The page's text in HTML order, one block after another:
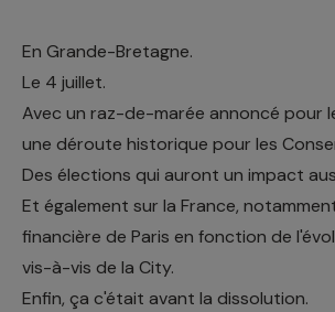
En Grande-Bretagne.
Le 4 juillet.
Avec un raz-de-marée annoncé pour
une déroute historique pour les
Des élections qui auront un impact
Et également sur la France,
financière de Paris en fonction de
vis-à-vis de la City.
Enfin, ça c'était avant la dissolution.